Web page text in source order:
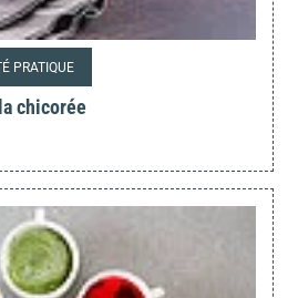
PRATIQUE
chicorée